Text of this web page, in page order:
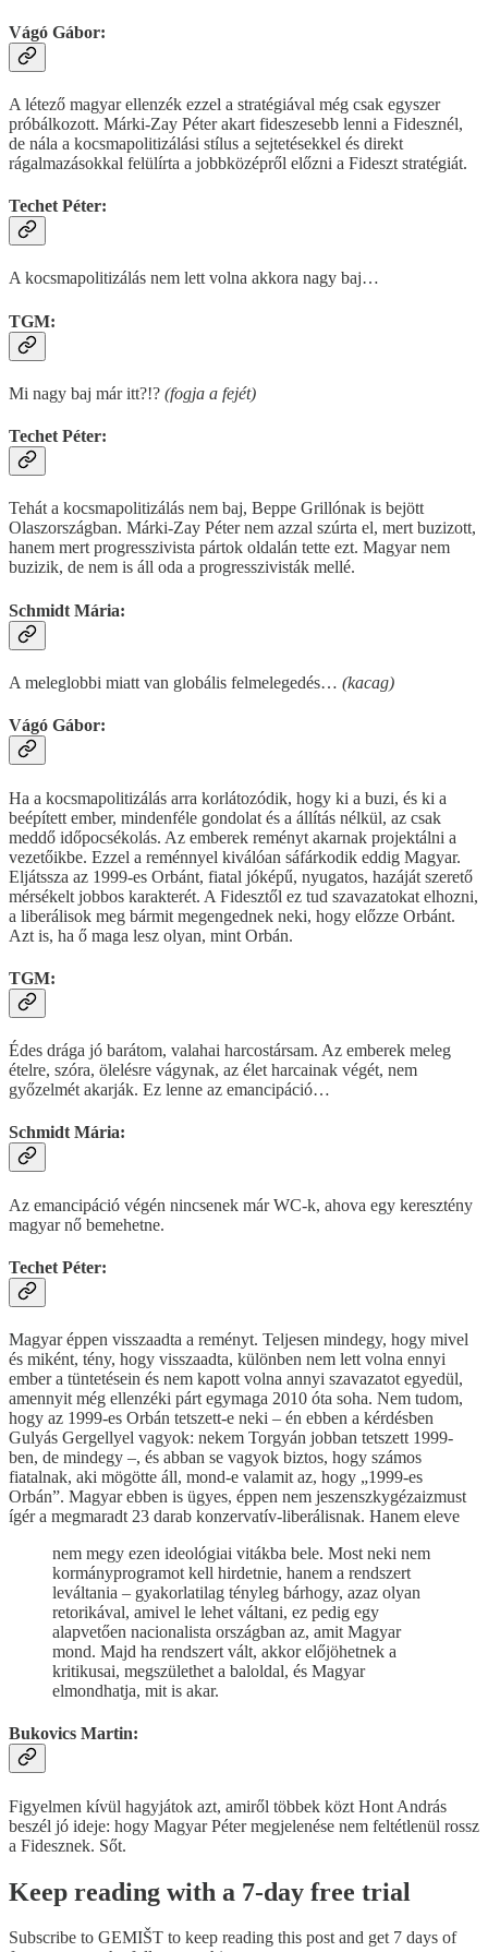
Vágó Gábor:
A létező magyar ellenzék ezzel a stratégiával még csak egyszer
próbálkozott. Márki-Zay Péter akart fideszesebb lenni a Fidesznél,
de nála a kocsmapolitizálási stílus a sejtetésekkel és direkt
rágalmazásokkal felülírta a jobbközépről előzni a Fideszt stratégiát.
Techet Péter:
A kocsmapolitizálás nem lett volna akkora nagy baj…
TGM:
Mi nagy baj már itt?!? (fogja a fejét)
Techet Péter:
Tehát a kocsmapolitizálás nem baj, Beppe Grillónak is bejött
Olaszországban. Márki-Zay Péter nem azzal szúrta el, mert buzizott,
hanem mert progresszivista pártok oldalán tette ezt. Magyar nem
buzizik, de nem is áll oda a progresszivisták mellé.
Schmidt Mária:
A meleglobbi miatt van globális felmelegedés… (kacag)
Vágó Gábor:
Ha a kocsmapolitizálás arra korlátozódik, hogy ki a buzi, és ki a
beépített ember, mindenféle gondolat és a állítás nélkül, az csak
meddő időpocsékolás. Az emberek reményt akarnak projektálni a
vezetőikbe. Ezzel a reménnyel kiválóan sáfárkodik eddig Magyar.
Eljátssza az 1999-es Orbánt, fiatal jóképű, nyugatos, hazáját szerető
mérsékelt jobbos karakterét. A Fidesztől ez tud szavazatokat elhozni,
a liberálisok meg bármit megengednek neki, hogy előzze Orbánt.
Azt is, ha ő maga lesz olyan, mint Orbán.
TGM:
Édes drága jó barátom, valahai harcostársam. Az emberek meleg
ételre, szóra, ölelésre vágynak, az élet harcainak végét, nem
győzelmét akarják. Ez lenne az emancipáció…
Schmidt Mária:
Az emancipáció végén nincsenek már WC-k, ahova egy keresztény
magyar nő bemehetne.
Techet Péter:
Magyar éppen visszaadta a reményt. Teljesen mindegy, hogy mivel
és miként, tény, hogy visszaadta, különben nem lett volna ennyi
ember a tüntetésein és nem kapott volna annyi szavazatot egyedül,
amennyit még ellenzéki párt egymaga 2010 óta soha. Nem tudom,
hogy az 1999-es Orbán tetszett-e neki – én ebben a kérdésben
Gulyás Gergellyel vagyok: nekem Torgyán jobban tetszett 1999-
ben, de mindegy –, és abban se vagyok biztos, hogy számos
fiatalnak, aki mögötte áll, mond-e valamit az, hogy „1999-es
Orbán”. Magyar ebben is ügyes, éppen nem jeszenszkygézaizmust
ígér a megmaradt 23 darab konzervatív-liberálisnak. Hanem eleve
nem megy ezen ideológiai vitákba bele. Most neki nem
kormányprogramot kell hirdetnie, hanem a rendszert
leváltania – gyakorlatilag tényleg bárhogy, azaz olyan
retorikával, amivel le lehet váltani, ez pedig egy
alapvetően nacionalista országban az, amit Magyar
mond. Majd ha rendszert vált, akkor előjöhetnek a
kritikusai, megszülethet a baloldal, és Magyar
elmondhatja, mit is akar.
Bukovics Martin:
Figyelmen kívül hagyjátok azt, amiről többek közt Hont András
beszél jó ideje: hogy Magyar Péter megjelenése nem feltétlenül rossz
a Fidesznek. Sőt.
Keep reading with a 7-day free trial
Subscribe to GEMIŠT to keep reading this post and get 7 days of